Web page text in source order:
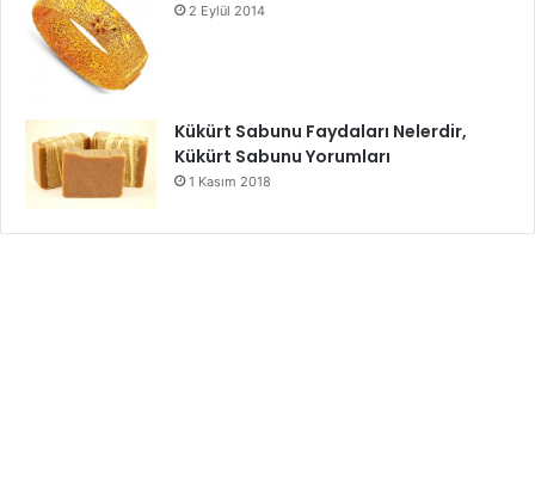
2 Eylül 2014
Kükürt Sabunu Faydaları Nelerdir,
Kükürt Sabunu Yorumları
1 Kasım 2018